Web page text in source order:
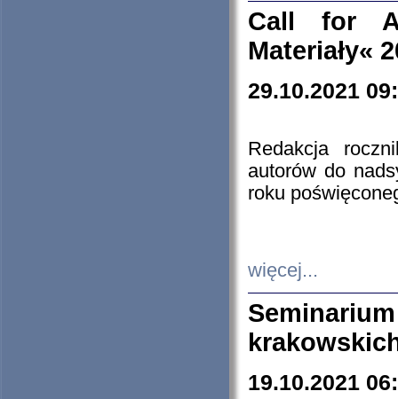
Call for
Materiały«
29.10.2021
Redakcja
autorów do
roku
więcej...
19.10.2021